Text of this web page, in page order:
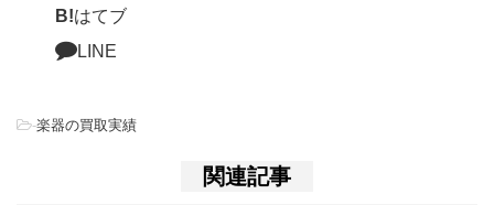
B!はてブ
LINE
-楽器の買取実績
関連記事